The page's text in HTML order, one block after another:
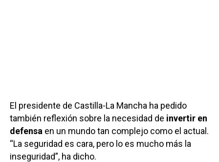
El presidente de Castilla-La Mancha ha pedido
también reflexión sobre la necesidad de invertir en
defensa en un mundo tan complejo como el actual.
“La seguridad es cara, pero lo es mucho más la
inseguridad”, ha dicho.